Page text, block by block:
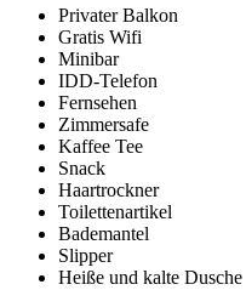
Privater Balkon
Gratis Wifi
Minibar
IDD-Telefon
Fernsehen
Zimmersafe
Kaffee Tee
Snack
Haartrockner
Toilettenartikel
Bademantel
Slipper
Heiße und kalte Dusche